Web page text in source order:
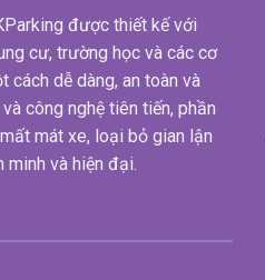
được thiết kế với
cư, trường học và các cơ
cách dễ dàng, an toàn và
công nghệ tiên tiến, phần
mát xe, loại bỏ gian lận
và hiện đại.